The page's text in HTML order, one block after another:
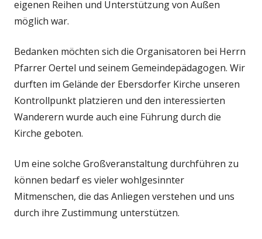
eigenen Reihen und Unterstützung von Außen
möglich war.
Bedanken möchten sich die Organisatoren bei Herrn
Pfarrer Oertel und seinem Gemeindepädagogen. Wir
durften im Gelände der Ebersdorfer Kirche unseren
Kontrollpunkt platzieren und den interessierten
Wanderern wurde auch eine Führung durch die
Kirche geboten.
Um eine solche Großveranstaltung durchführen zu
können bedarf es vieler wohlgesinnter
Mitmenschen, die das Anliegen verstehen und uns
durch ihre Zustimmung unterstützen.